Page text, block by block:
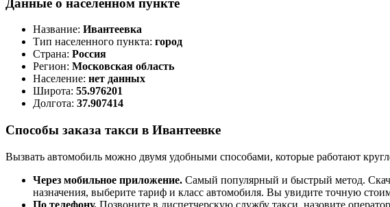
Название: Ивантеевка
Тип населенного пункта: город
Страна: Россия
Регион: Московская область
Население: нет данных
Широта: 55.976201
Долгота: 37.907414
Способы заказа такси в Ивантеевке
Вызвать автомобиль можно двумя удобными способами, которые работают
Через мобильное приложение. Самый популярный и быстрый метод.
назначения, выберите тариф и класс автомобиля. Вы увидите точную
По телефону. Позвоните в диспетчерскую службу такси, назовите